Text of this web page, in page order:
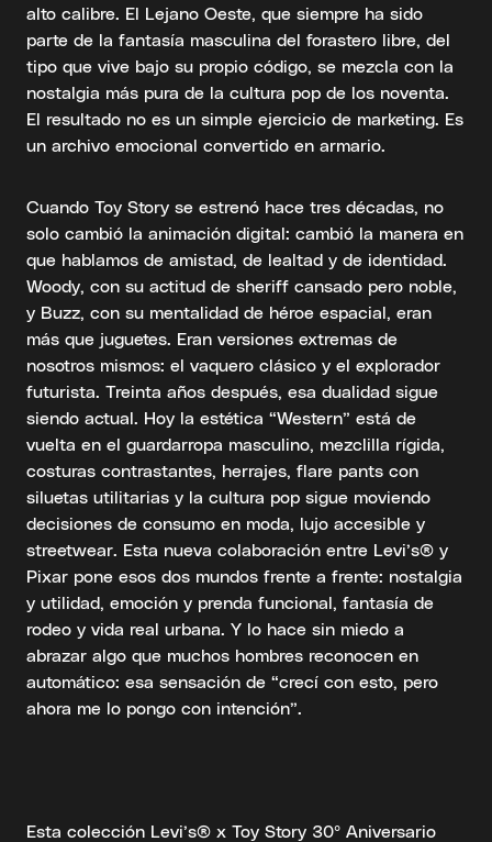
alto calibre. El Lejano Oeste, que siempre ha sido
parte de la fantasía masculina del forastero libre, del
tipo que vive bajo su propio código, se mezcla con la
nostalgia más pura de la cultura pop de los noventa.
El resultado no es un simple ejercicio de marketing. Es
un archivo emocional convertido en armario.
Cuando Toy Story se estrenó hace tres décadas, no
solo cambió la animación digital: cambió la manera en
que hablamos de amistad, de lealtad y de identidad.
Woody, con su actitud de sheriff cansado pero noble,
y Buzz, con su mentalidad de héroe espacial, eran
más que juguetes. Eran versiones extremas de
nosotros mismos: el vaquero clásico y el explorador
futurista. Treinta años después, esa dualidad sigue
siendo actual. Hoy la estética “Western” está de
vuelta en el guardarropa masculino, mezclilla rígida,
costuras contrastantes, herrajes, flare pants con
siluetas utilitarias y la cultura pop sigue moviendo
decisiones de consumo en moda, lujo accesible y
streetwear. Esta nueva colaboración entre Levi’s® y
Pixar pone esos dos mundos frente a frente: nostalgia
y utilidad, emoción y prenda funcional, fantasía de
rodeo y vida real urbana. Y lo hace sin miedo a
abrazar algo que muchos hombres reconocen en
automático: esa sensación de “crecí con esto, pero
ahora me lo pongo con intención”.
Esta colección Levi’s® x Toy Story 30º Aniversario